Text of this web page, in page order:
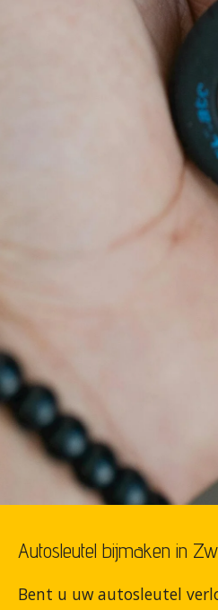
Autosleutel bijmaken in
Bent u uw autosleutel